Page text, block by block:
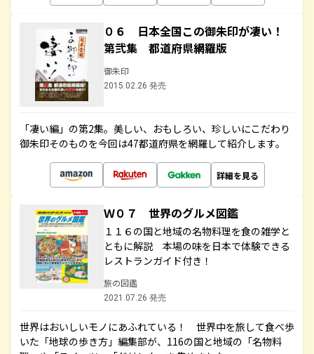
０６ 日本全国この御朱印が凄い！
第弐集 都道府県網羅版
御朱印
2015.02.26 発売
「凄い編」の第2集。美しい、おもしろい、珍しいにこだわり
御朱印そのものを今回は47都道府県を網羅して紹介します。
詳細を見る
Ｗ０７ 世界のグルメ図鑑
１１６の国と地域の名物料理を食の雑学と
ともに解説 本場の味を日本で体験できる
レストランガイド付き！
旅の図鑑
2021.07.26 発売
世界はおいしいモノにあふれている！ 世界中を旅して食べ歩
いた「地球の歩き方」編集部が、116の国と地域の「名物料